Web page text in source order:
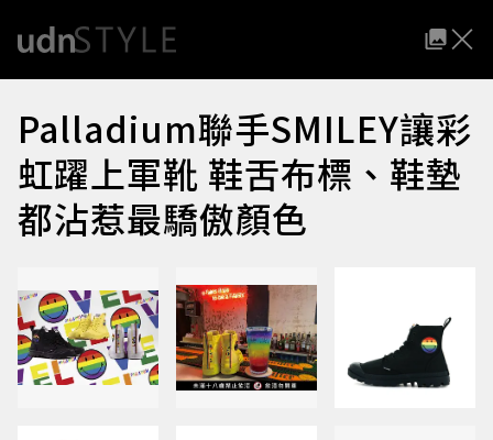
Palladium聯手SMILEY讓彩
虹躍上軍靴 鞋舌布標、鞋墊
都沾惹最驕傲顏色